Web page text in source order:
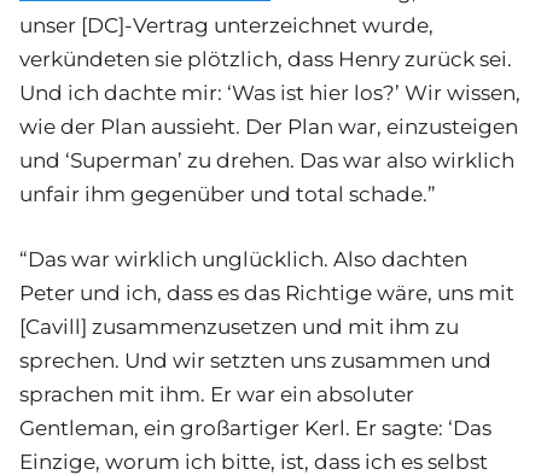
unser [DC]-Vertrag unterzeichnet wurde,
verkündeten sie plötzlich, dass Henry zurück sei.
Und ich dachte mir: ‘Was ist hier los?’ Wir wissen,
wie der Plan aussieht. Der Plan war, einzusteigen
und ‘Superman’ zu drehen. Das war also wirklich
unfair ihm gegenüber und total schade.”
“Das war wirklich unglücklich. Also dachten
Peter und ich, dass es das Richtige wäre, uns mit
[Cavill] zusammenzusetzen und mit ihm zu
sprechen. Und wir setzten uns zusammen und
sprachen mit ihm. Er war ein absoluter
Gentleman, ein großartiger Kerl. Er sagte: ‘Das
Einzige, worum ich bitte, ist, dass ich es selbst